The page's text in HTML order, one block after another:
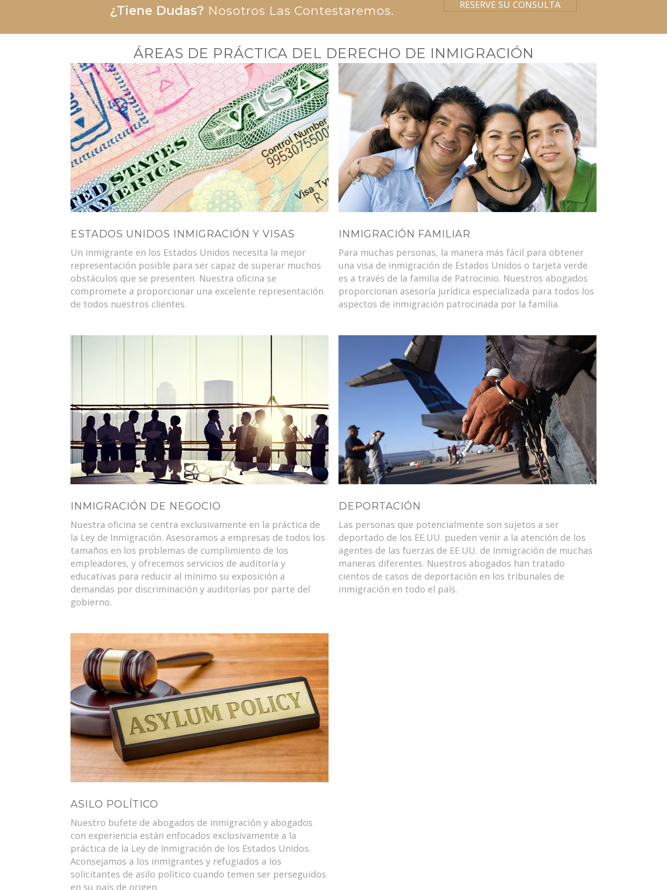
¿Tiene Dudas? Nosotros Las Contestaremos. RESERVE SU CONSULTA
ÁREAS DE PRÁCTICA DEL DERECHO DE INMIGRACIÓN
ESTADOS UNIDOS INMIGRACIÓN Y VISAS
Un inmigrante en los Estados Unidos necesita la mejor
representación posible para ser capaz de superar muchos
obstáculos que se presenten. Nuestra oficina se
compromete a proporcionar una excelente representación
de todos nuestros clientes.
INMIGRACIÓN FAMILIAR
Para muchas personas, la manera más fácil para obtener
una visa de inmigración de Estados Unidos o tarjeta verde
es a través de la familia de Patrocinio. Nuestros abogados
proporcionan asesoría jurídica especializada para todos los
aspectos de inmigración patrocinada por la familia.
INMIGRACIÓN DE NEGOCIO
Nuestra oficina se centra exclusivamente en la práctica de
la Ley de Inmigración. Asesoramos a empresas de todos los
tamaños en los problemas de cumplimiento de los
empleadores, y ofrecemos servicios de auditoría y
educativas para reducir al mínimo su exposición a
demandas por discriminación y auditorías por parte del
gobierno.
DEPORTACIÓN
Las personas que potencialmente son sujetos a ser
deportado de los EE.UU. pueden venir a la atención de los
agentes de las fuerzas de EE.UU. de Inmigración de muchas
maneras diferentes. Nuestros abogados han tratado
cientos de casos de deportación en los tribunales de
inmigración en todo el país.
ASILO POLÍTICO
Nuestro bufete de abogados de inmigración y abogados
con experiencia están enfocados exclusivamente a la
práctica de la Ley de Inmigración de los Estados Unidos.
Aconsejamos a los inmigrantes y refugiados a los
solicitantes de asilo político cuando temen ser perseguidos
en su país de origen.